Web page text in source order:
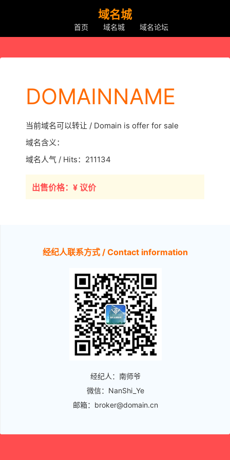
域名城
首页 域名城 域名论坛
DOMAINNAME
当前域名可以转让 / Domain is offer for sale
域名含义：
域名人气 / Hits：211134
出售价格：¥ 议价
经纪人联系方式 / Contact information
经纪人：南师爷
微信：NanShi_Ye
邮箱：broker@domain.cn